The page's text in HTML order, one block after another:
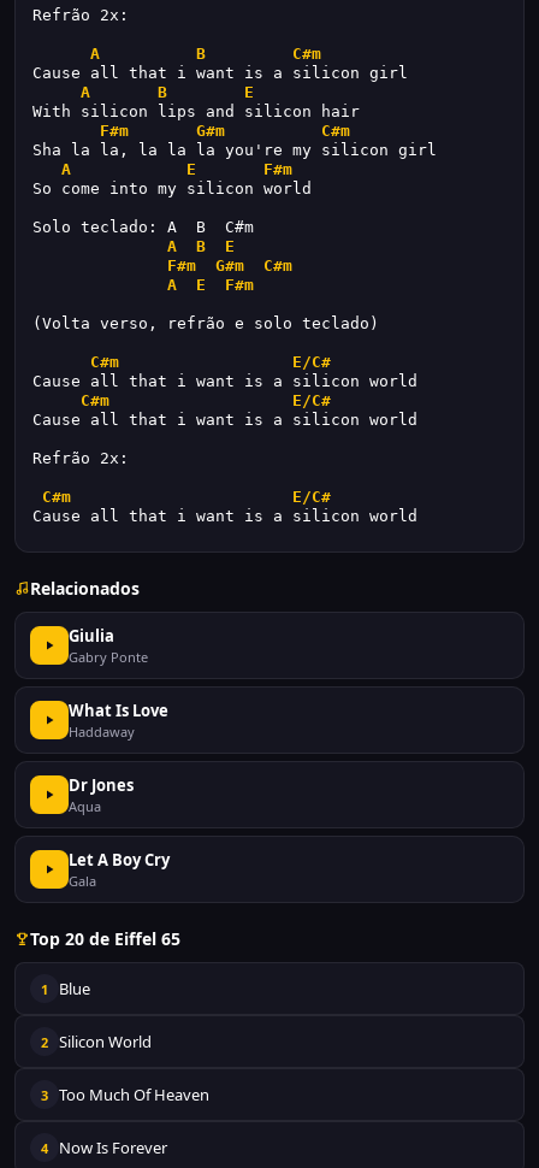
Refrão 2x:
A B
C#m
Cause all that i want is a silicon girl
A
B
E
With silicon lips and silicon hair
F#m
G#m
C#m
Sha la la, la la la you're my silicon girl
A
E
F#m
So come into my silicon world
Solo teclado: A  B  C#m
A
B
E
F#m
G#m
C#m
A
E F#m
(Volta verso, refrão e solo teclado)
C#m
E/C#
Cause all that i want is a silicon world
C#m
E/C#
Cause all that i want is a silicon world
Refrão 2x:
C#m
E/C#
Cause all that i want is a silicon world
Relacionados
Giulia
Gabry Ponte
What Is Love
Haddaway
Dr Jones
Aqua
Let A Boy Cry
Gala
Top 20 de Eiffel 65
1 Blue
2 Silicon World
3 Too Much Of Heaven
4 Now Is Forever